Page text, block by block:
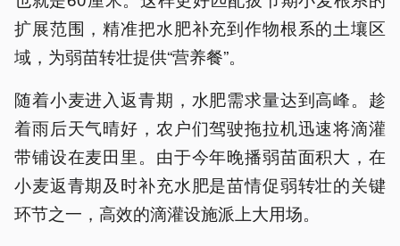
扩展范围，精准把水肥补充到作物根系的土壤区
域，为弱苗转壮提供“营养餐”。
随着小麦进入返青期，水肥需求量达到高峰。趁
着雨后天气晴好，农户们驾驶拖拉机迅速将滴灌
带铺设在麦田里。由于今年晚播弱苗面积大，在
小麦返青期及时补充水肥是苗情促弱转壮的关键
环节之一，高效的滴灌设施派上大用场。